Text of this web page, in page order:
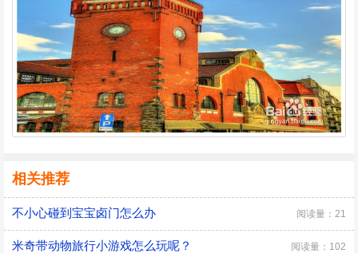
相关推荐
不小心碰到宝宝卤门怎么办 阅读量：21
米奇带动物旅行小游戏怎么玩呢？ 阅读量：102